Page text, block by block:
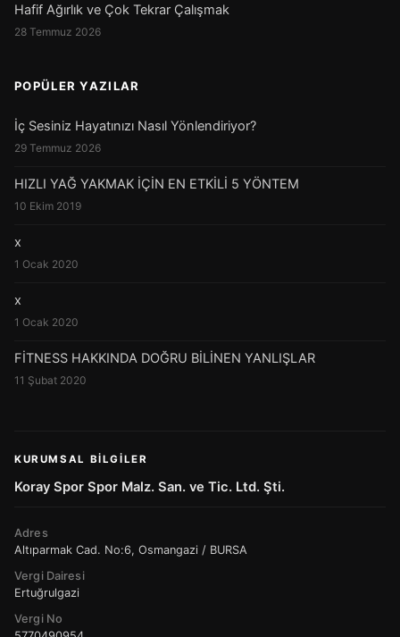
Hafif Ağırlık ve Çok Tekrar Çalışmak
28 Temmuz 2026
POPÜLER YAZILAR
İç Sesiniz Hayatınızı Nasıl Yönlendiriyor?
29 Temmuz 2026
HIZLI YAĞ YAKMAK İÇİN EN ETKİLİ 5 YÖNTEM
10 Ekim 2019
x
1 Ocak 2020
x
1 Ocak 2020
FİTNESS HAKKINDA DOĞRU BİLİNEN YANLIŞLAR
11 Şubat 2020
KURUMSAL BILGILER
Koray Spor Spor Malz. San. ve Tic. Ltd. Şti.
Adres
Altıparmak Cad. No:6, Osmangazi / BURSA
Vergi Dairesi
Ertuğrulgazi
Vergi No